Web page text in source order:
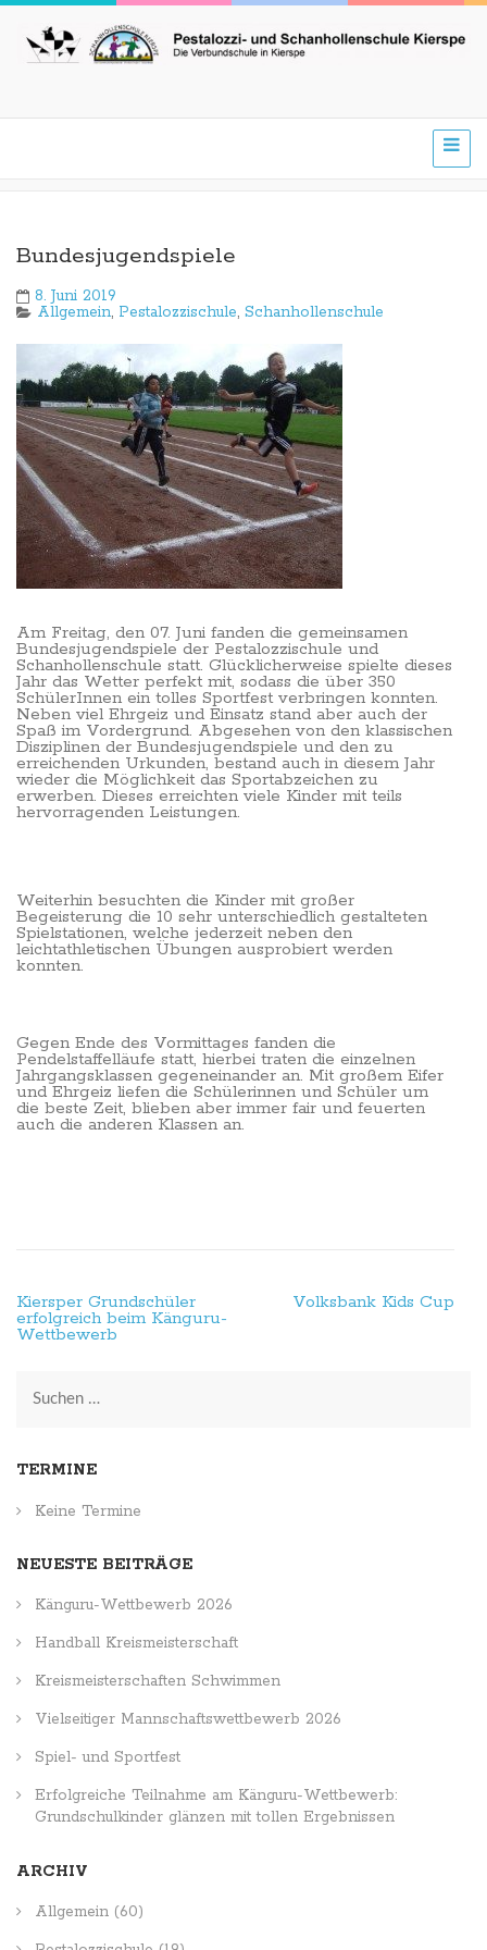
Bundesjugendspiele
8. Juni 2019
Allgemein, Pestalozzischule, Schanhollenschule
Am Freitag, den 07. Juni fanden die gemeinsamen
Bundesjugendspiele der Pestalozzischule und
Schanhollenschule statt. Glücklicherweise spielte dieses
Jahr das Wetter perfekt mit, sodass die über 350
SchülerInnen ein tolles Sportfest verbringen konnten.
Neben viel Ehrgeiz und Einsatz stand aber auch der
Spaß im Vordergrund. Abgesehen von den klassischen
Disziplinen der Bundesjugendspiele und den zu
erreichenden Urkunden, bestand auch in diesem Jahr
wieder die Möglichkeit das Sportabzeichen zu
erwerben. Dieses erreichten viele Kinder mit teils
hervorragenden Leistungen.
Weiterhin besuchten die Kinder mit großer
Begeisterung die 10 sehr unterschiedlich gestalteten
Spielstationen, welche jederzeit neben den
leichtathletischen Übungen ausprobiert werden
konnten.
Gegen Ende des Vormittages fanden die
Pendelstaffelläufe statt, hierbei traten die einzelnen
Jahrgangsklassen gegeneinander an. Mit großem Eifer
und Ehrgeiz liefen die Schülerinnen und Schüler um
die beste Zeit, blieben aber immer fair und feuerten
auch die anderen Klassen an.
Beitragsnavigation
Kiersper Grundschüler
erfolgreich beim Känguru-
Wettbewerb
Volksbank Kids Cup
Suchen
nach:
TERMINE
Keine Termine
NEUESTE BEITRÄGE
Känguru-Wettbewerb 2026
Handball Kreismeisterschaft
Kreismeisterschaften Schwimmen
Vielseitiger Mannschaftswettbewerb 2026
Spiel- und Sportfest
Erfolgreiche Teilnahme am Känguru-Wettbewerb:
Grundschulkinder glänzen mit tollen Ergebnissen
ARCHIV
Allgemein (60)